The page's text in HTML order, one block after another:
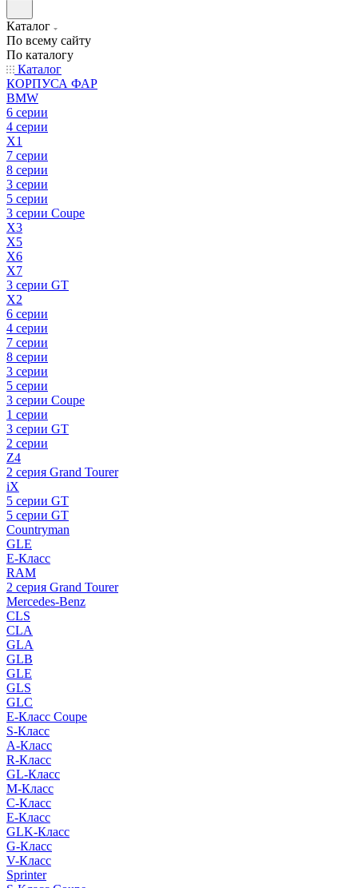
Каталог
По всему сайту
По каталогу
Каталог
КОРПУСА ФАР
BMW
6 серии
4 серии
X1
7 серии
8 серии
3 серии
5 серии
3 серии Coupe
X3
X5
X6
X7
3 серии GT
X2
6 серии
4 серии
7 серии
8 серии
3 серии
5 серии
3 серии Coupe
1 серии
3 серии GT
2 серии
Z4
2 серия Grand Tourer
iX
5 серии GT
5 серии GT
Countryman
GLE
E-Класс
RAM
2 серия Grand Tourer
Mercedes-Benz
CLS
CLA
GLA
GLB
GLE
GLS
GLC
E-Класс Coupe
S-Класс
A-Класс
R-Класс
GL-Класс
M-Класс
C-Класс
E-Класс
GLK-Класс
G-Класс
V-Класс
Sprinter